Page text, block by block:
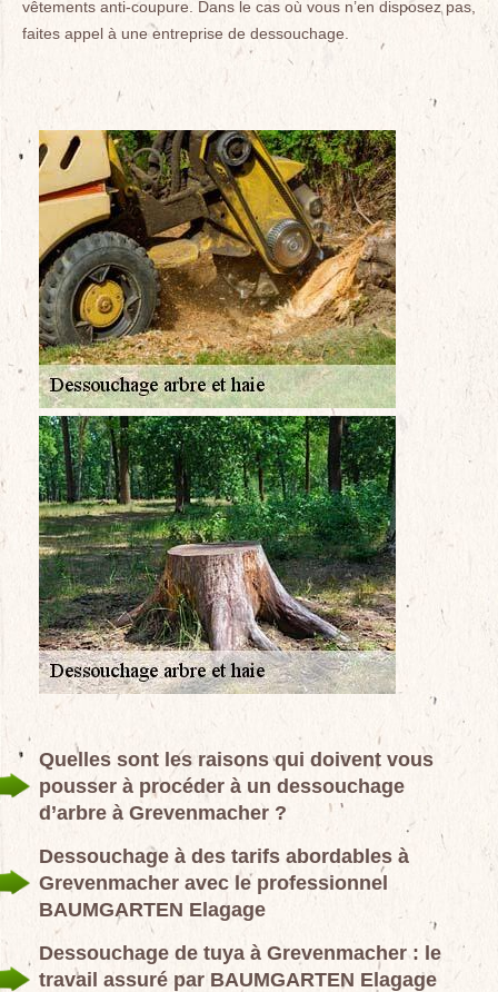
vêtements anti-coupure. Dans le cas où vous n’en disposez pas,
faites appel à une entreprise de dessouchage.
Quelles sont les raisons qui doivent vous
pousser à procéder à un dessouchage
d’arbre à Grevenmacher ?
Dessouchage à des tarifs abordables à
Grevenmacher avec le professionnel
BAUMGARTEN Elagage
Dessouchage de tuya à Grevenmacher : le
travail assuré par BAUMGARTEN Elagage